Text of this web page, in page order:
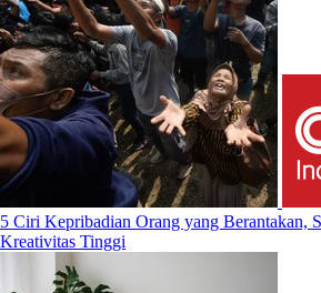
5 Ciri Kepribadian Orang yang Berantakan,
Kreativitas Tinggi